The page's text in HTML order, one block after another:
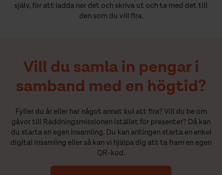
själv, för att ladda ner det och skriva ut och ta med det till
den som du vill fira.
Vill du samla in pengar i
samband med en högtid?
Fyller du år eller har något annat kul att fira? Vill du be om
gåvor till Räddningsmissionen istället för presenter? Då kan
du starta en egen insamling. Du kan antingen starta en enkel
digital insamling eller så kan vi hjälpa dig att ta fram en egen
QR-kod.